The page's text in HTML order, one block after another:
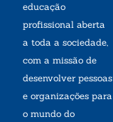
educação
profissional aberta
a toda a sociedade,
com a missão de
desenvolver pessoas
e organizações para
o mundo do